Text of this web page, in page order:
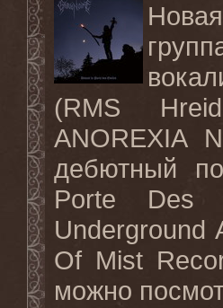
(RMS
ANOREXIA
дебютный
Porte Des
Underground
Of Mist
можно